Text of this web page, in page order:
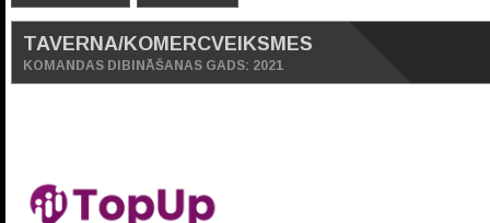
TAVERNA/KOMERCVEIKSMES
KOMANDAS DIBINĀŠANAS GADS: 2021